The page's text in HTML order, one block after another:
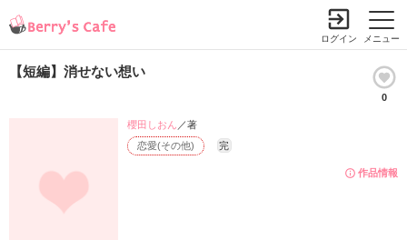
メニュー
ログイン
【短編】消せない想い
0
作品情報
恋愛(その他) 完
櫻田しおん ／著